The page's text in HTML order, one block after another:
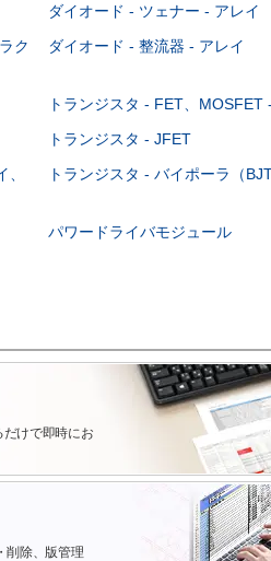
ダイオード - ツェナー - アレイ
ク
ダイオード - 整流器 - アレイ
トランジスタ - FET、MOSFET
トランジスタ - JFET
トランジスタ - バイポーラ（
パワードライバモジュール
けで即時にお
削除、版管理